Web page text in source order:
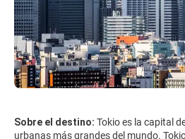
Sobre el destino: Tokio es la capital
urbanas más grandes del mundo.